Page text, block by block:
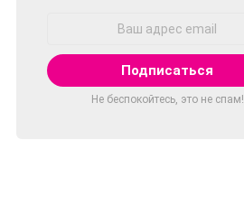
Не беспокойтесь, это не спам!